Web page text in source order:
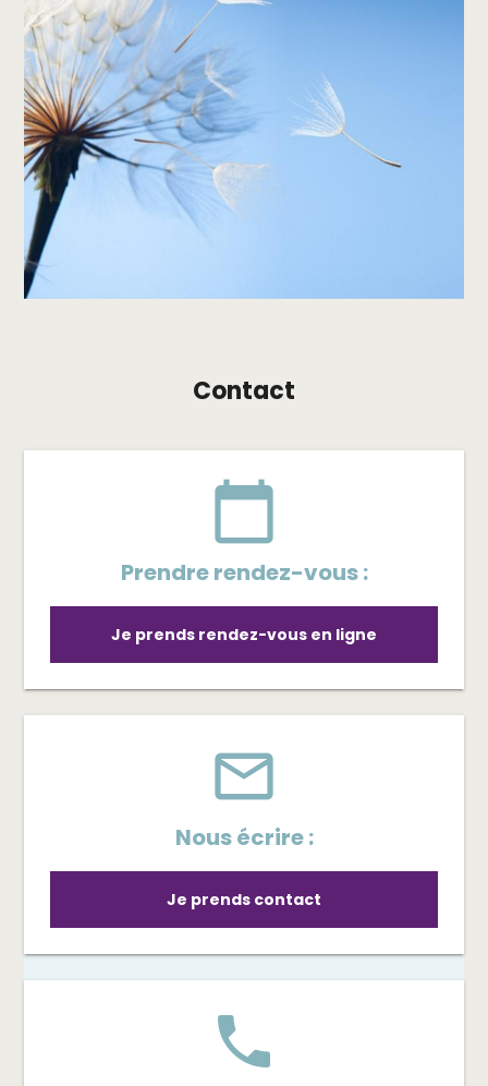
Contact
calendar_today
Prendre rendez-vous :
Je prends rendez-vous en ligne
mail_outline
Nous écrire :
Je prends contact
phone